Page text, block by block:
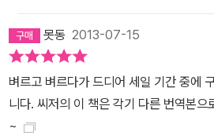
못동 2013-07-15
벼르고 벼르다가 드디어 세일 기간 중에
니다. 씨저의 이 책은 각기 다른 번역본으
~